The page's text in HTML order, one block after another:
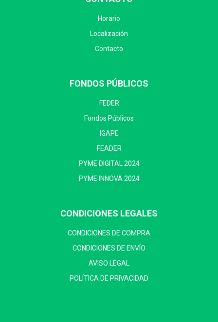
Horario
Localización
Contacto
FONDOS PÚBLICOS
FEDER
Fondos Públicos
IGAPE
FEADER
PYME DIGITAL 2024
PYME INNOVA 2024
CONDICIONES LEGALES
CONDICIONES DE COMPRA
CONDICIONES DE ENVÍO
AVISO LEGAL
POLÍTICA DE PRIVACIDAD